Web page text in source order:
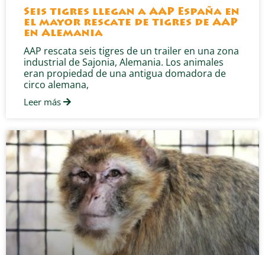
Seis tigres llegan a AAP España en
el mayor rescate de tigres de AAP
en Alemania
AAP rescata seis tigres de un trailer en una zona
industrial de Sajonia, Alemania. Los animales
eran propiedad de una antigua domadora de
circo alemana,
Leer más